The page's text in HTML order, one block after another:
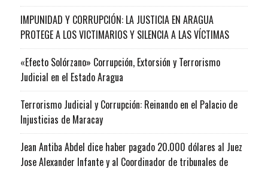
IMPUNIDAD Y CORRUPCIÓN: LA JUSTICIA EN ARAGUA
PROTEGE A LOS VICTIMARIOS Y SILENCIA A LAS VÍCTIMAS
«Efecto Solórzano» Corrupción, Extorsión y Terrorismo
Judicial en el Estado Aragua
Terrorismo Judicial y Corrupción: Reinando en el Palacio de
Injusticias de Maracay
Jean Antiba Abdel dice haber pagado 20.000 dólares al Juez
Jose Alexander Infante y al Coordinador de tribunales de